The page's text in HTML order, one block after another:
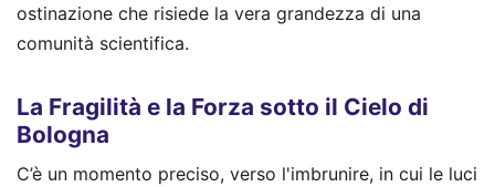
ostinazione che risiede la vera grandezza di una
comunità scientifica.
La Fragilità e la Forza sotto il Cielo di
Bologna
C’è un momento preciso, verso l'imbrunire, in cui le luci